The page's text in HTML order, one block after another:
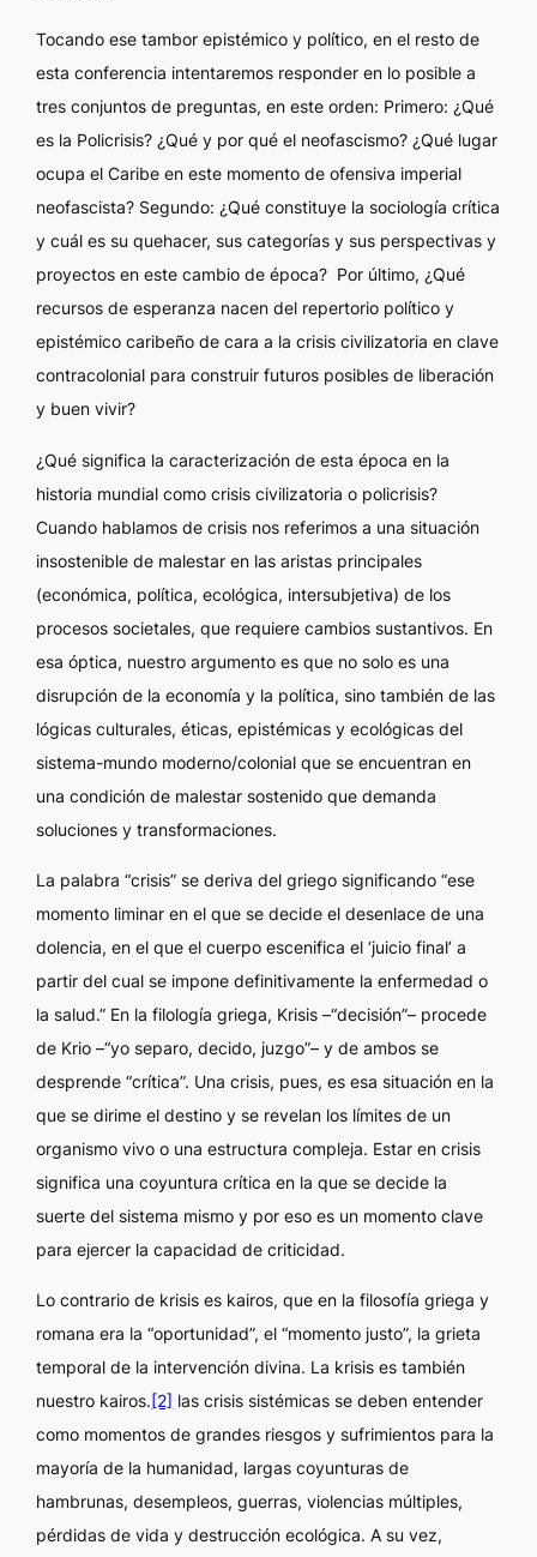
Tocando ese tambor epistémico y político, en el resto de
esta conferencia intentaremos responder en lo posible a
tres conjuntos de preguntas, en este orden: Primero: ¿Qué
es la Policrisis? ¿Qué y por qué el neofascismo? ¿Qué lugar
ocupa el Caribe en este momento de ofensiva imperial
neofascista? Segundo: ¿Qué constituye la sociología crítica
y cuál es su quehacer, sus categorías y sus perspectivas y
proyectos en este cambio de época? Por último, ¿Qué
recursos de esperanza nacen del repertorio político y
epistémico caribeño de cara a la crisis civilizatoria en clave
contracolonial para construir futuros posibles de liberación
y buen vivir?
¿Qué significa la caracterización de esta época en la
historia mundial como crisis civilizatoria o policrisis?
Cuando hablamos de crisis nos referimos a una situación
insostenible de malestar en las aristas principales
(económica, política, ecológica, intersubjetiva) de los
procesos societales, que requiere cambios sustantivos. En
esa óptica, nuestro argumento es que no solo es una
disrupción de la economía y la política, sino también de las
lógicas culturales, éticas, epistémicas y ecológicas del
sistema-mundo moderno/colonial que se encuentran en
una condición de malestar sostenido que demanda
soluciones y transformaciones.
La palabra “crisis” se deriva del griego significando “ese
momento liminar en el que se decide el desenlace de una
dolencia, en el que el cuerpo escenifica el ‘juicio final’ a
partir del cual se impone definitivamente la enfermedad o
la salud.” En la filología griega, Krisis –“decisión”– procede
de Krio –“yo separo, decido, juzgo”– y de ambos se
desprende “crítica”. Una crisis, pues, es esa situación en la
que se dirime el destino y se revelan los límites de un
organismo vivo o una estructura compleja. Estar en crisis
significa una coyuntura crítica en la que se decide la
suerte del sistema mismo y por eso es un momento clave
para ejercer la capacidad de criticidad.
Lo contrario de krisis es kairos, que en la filosofía griega y
romana era la “oportunidad”, el “momento justo”, la grieta
temporal de la intervención divina. La krisis es también
nuestro kairos.[2] las crisis sistémicas se deben entender
como momentos de grandes riesgos y sufrimientos para la
mayoría de la humanidad, largas coyunturas de
hambrunas, desempleos, guerras, violencias múltiples,
pérdidas de vida y destrucción ecológica. A su vez,